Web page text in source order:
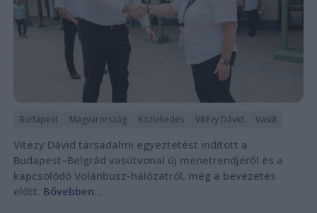
Budapest Magyarország Közlekedés Vitézy Dávid Vasút
Vitézy Dávid társadalmi egyeztetést indított a
Budapest–Belgrád vasútvonal új menetrendjéről és a
kapcsolódó Volánbusz-hálózatról, még a bevezetés
előtt. Bővebben...